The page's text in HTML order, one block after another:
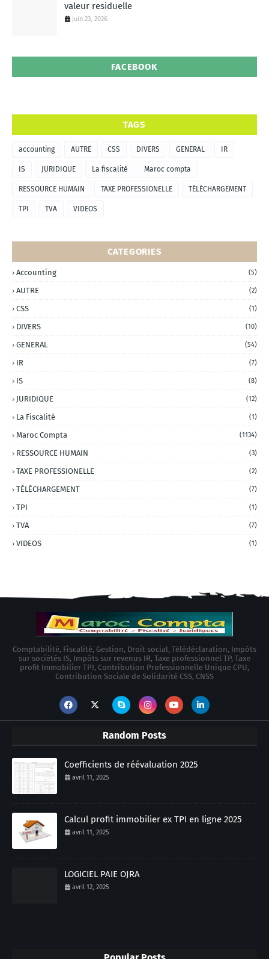
valeur residuelle
juin 23, 2026
FACEBOOK
TAGS
accounting AUTRE CSS DIVERS GENERAL IR
IS JURIDIQUE La fiscalité Maroc compta
RESSOURCE HUMAIN TAXE PROFESSIONELLE TÉLÉCHARGEMENT
TPI TVA VIDEOS
CATEGORIES
Accounting (5)
AUTRE (2)
CSS (1)
DIVERS (10)
GENERAL (54)
IR (7)
IS (8)
JURIDIQUE (12)
La Fiscalité (1)
Maroc Compta (1134)
RESSOURCE HUMAIN (3)
TAXE PROFESSIONELLE (2)
TÉLÉCHARGEMENT (7)
TPI (1)
TVA (7)
VIDEOS (1)
Comptabilité, Fiscalité, Gestion, Droit social, Télédéclaration, Impôts
sur sociétés IS, Impôts sur revenus IR, Taxe professionnel TP, Taxe
profit Immobilier TPI, Contribution Professionnelle Unique CPU,
Contribution Sociale de Solidarité CSS, CNSS
Random Posts
Coefficients de réévaluation 2025
avril 11, 2025
Calcul profit immobilier ex TPI en ligne 2025
avril 11, 2025
LOGICIEL PAIE OJRA
avril 12, 2025